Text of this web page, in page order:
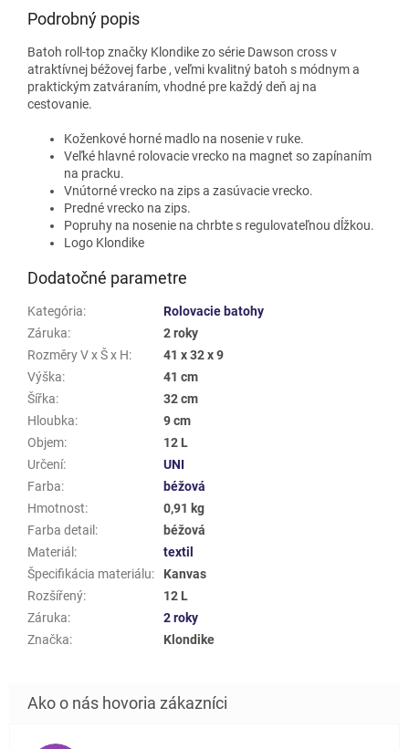
Podrobný popis
Batoh roll-topznačky Klondike zo série Dawson cross v
atraktívnej béžovej farbe, veľmi kvalitný batoh s módnym a
praktickým zatváraním, vhodné pre každý deň aj na
cestovanie.
Koženkové horné madlo na nosenie v ruke.
Veľké hlavné rolovacie vrecko na magnet so zapínaním
na pracku.
Vnútorné vrecko na zips a zasúvacie vrecko.
Predné vrecko na zips.
Popruhy na nosenie na chrbte s regulovateľnou dĺžkou.
Logo Klondike
Dodatočné parametre
Kategória:
Rolovacie batohy
Záruka:
2 roky
Rozměry V x Š x H:
41 x 32 x 9
Výška:
41 cm
Šířka:
32 cm
Hloubka:
9 cm
Objem:
12 L
Určení:
UNI
Farba:
béžová
Hmotnost:
0,91 kg
Farba detail :
béžová
Materiál :
textil
Špecifikácia materiálu:
Kanvas
Rozšířený:
12 L
Záruka:
2 roky
Značka: Klondike